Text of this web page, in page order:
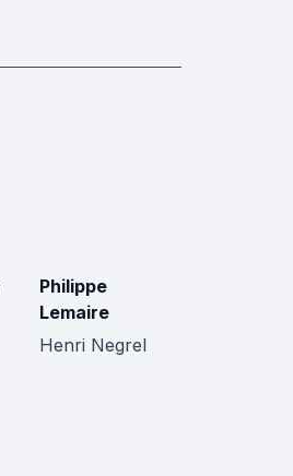
Philippe
Lemaire
Henri Negrel